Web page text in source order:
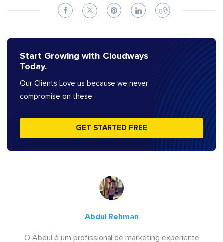
Start Growing with Cloudways
Today.
Our Clients Love us because we never
compromise on these
GET STARTED FREE
Abdul Rehman
O Abdul é um profissional de marketing experiente